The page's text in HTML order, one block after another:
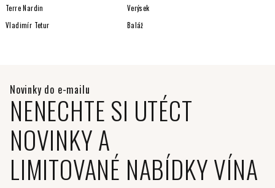
Terre Nardin
Verýsek
Vladimír Tetur
Baláž
NENECHTE SI UTÉCT
NOVINKY A
LIMITOVANÉ NABÍDKY VÍNA